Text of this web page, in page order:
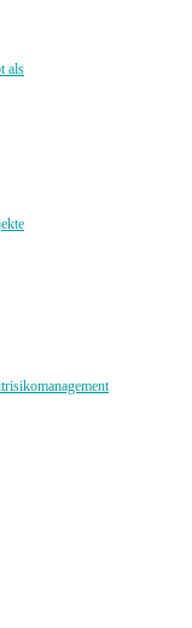
als